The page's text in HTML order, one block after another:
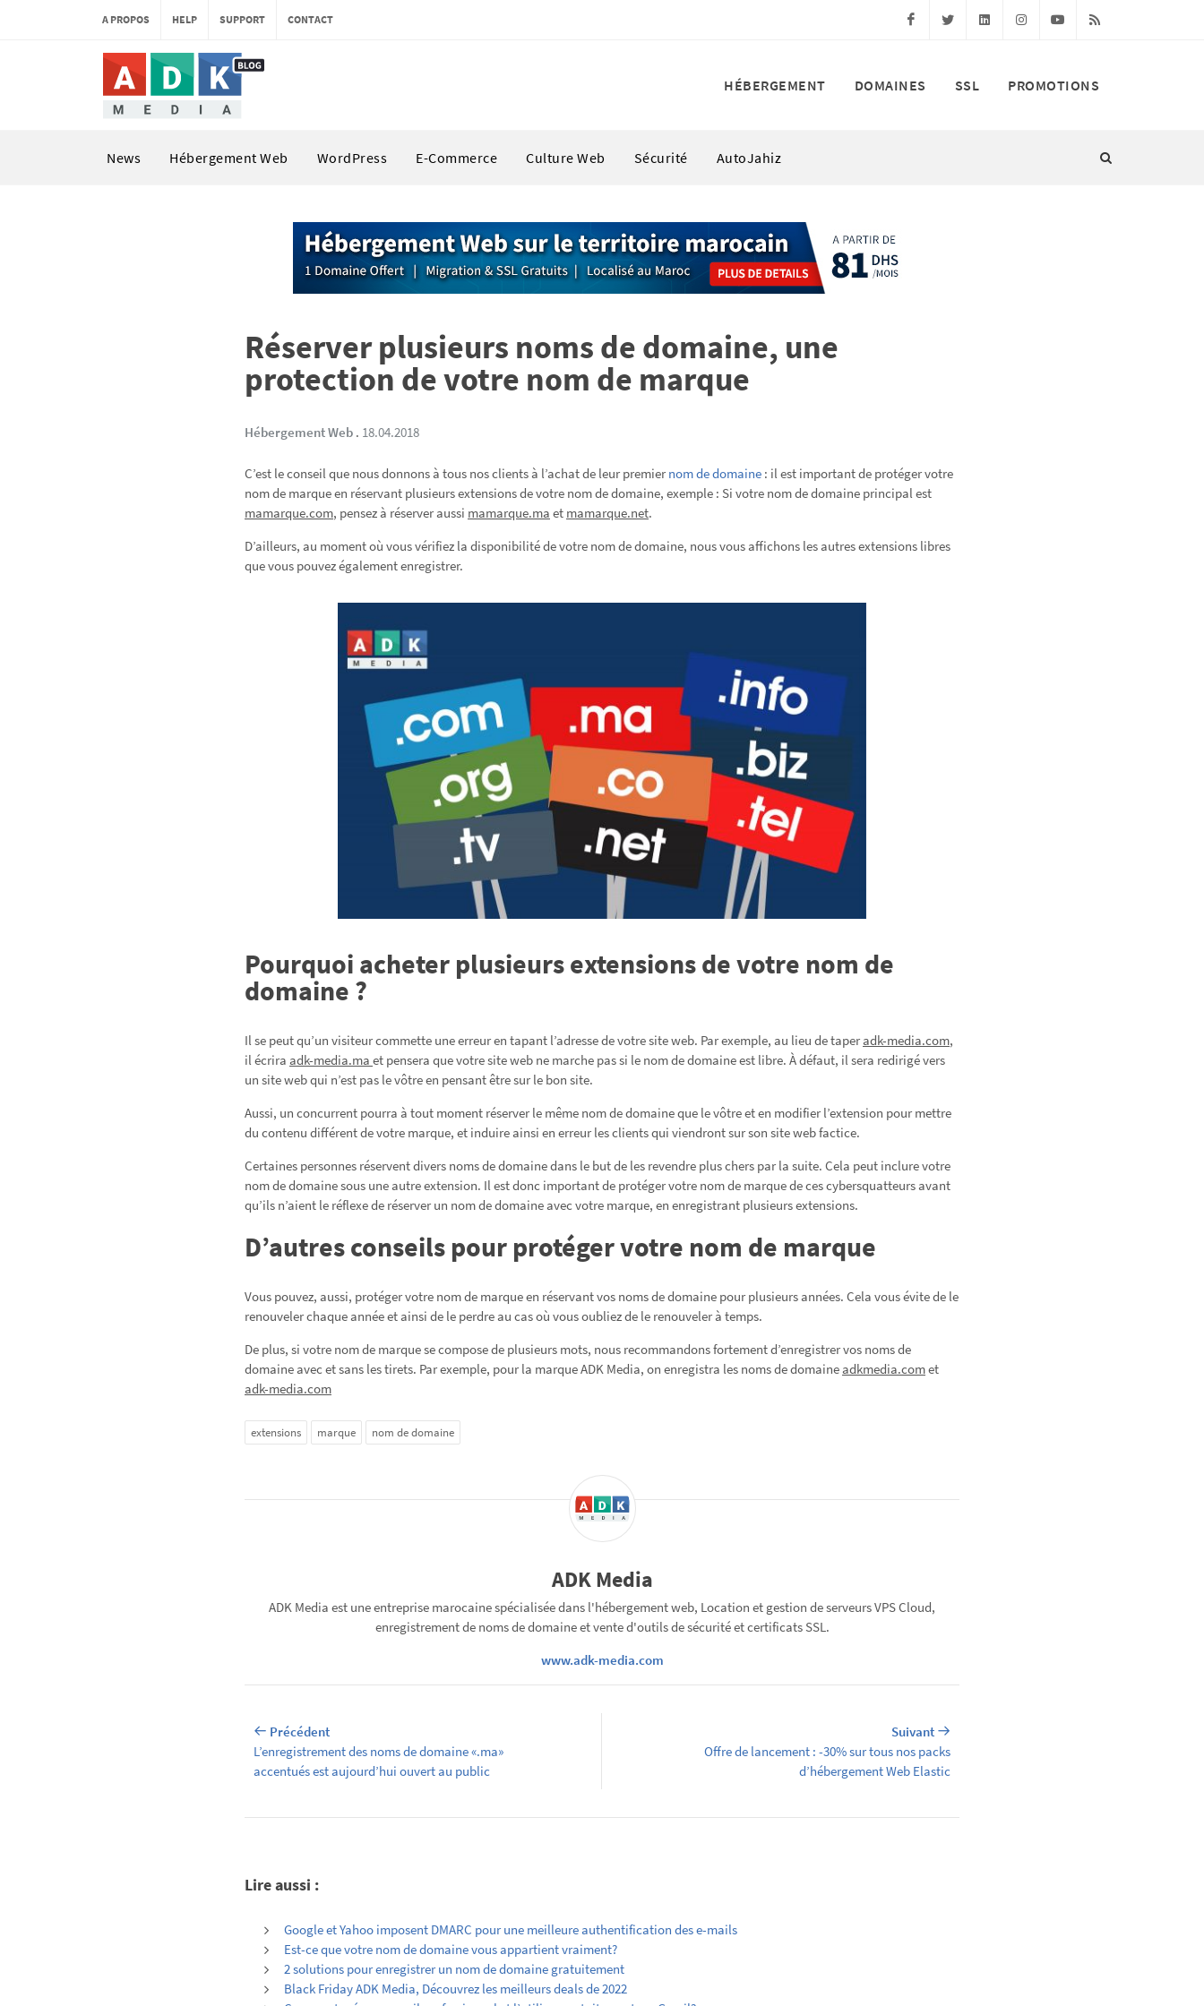
A PROPOS HELP SUPPORT CONTACT
HÉBERGEMENT DOMAINES SSL PROMOTIONS
News Hébergement Web WordPress E-Commerce Culture Web Sécurité AutoJahiz
Réserver plusieurs noms de domaine, une
protection de votre nom de marque
Hébergement Web . 18.04.2018
C’est le conseil que nous donnons à tous nos clients à l’achat de leur premier nom de domaine : il est important de protéger votre
nom de marque en réservant plusieurs extensions de votre nom de domaine, exemple : Si votre nom de domaine principal est
mamarque.com, pensez à réserver aussi mamarque.ma et mamarque.net.
D’ailleurs, au moment où vous vérifiez la disponibilité de votre nom de domaine, nous vous affichons les autres extensions libres
que vous pouvez également enregistrer.
Pourquoi acheter plusieurs extensions de votre nom de
domaine ?
Il se peut qu’un visiteur commette une erreur en tapant l’adresse de votre site web. Par exemple, au lieu de taperadk-media.com,
il écrira adk-media.ma et pensera que votre site web ne marche pas si le nom de domaine est libre. À défaut, il sera redirigé vers
un site web qui n’est pas le vôtre en pensant être sur le bon site.
Aussi, un concurrent pourra à tout moment réserver le même nom de domaine que le vôtre et en modifier l’extension pour mettre
du contenu différent de votre marque, et induire ainsi en erreur les clients qui viendront sur son site web factice.
Certaines personnes réservent divers noms de domaine dans le but de les revendre plus chers par la suite. Cela peut inclure votre
nom de domaine sous une autre extension. Il est donc important de protéger votre nom de marque de ces cybersquatteurs avant
qu’ils n’aient le réflexe de réserver un nom de domaine avec votre marque, en enregistrant plusieurs extensions.
D’autres conseils pour protéger votre nom de marque
Vous pouvez, aussi, protéger votre nom de marque en réservant vos noms de domaine pour plusieurs années. Cela vous évite de le
renouveler chaque année et ainsi de le perdre au cas où vous oubliez de le renouveler à temps.
De plus, si votre nom de marque se compose de plusieurs mots, nous recommandons fortement d’enregistrer vos noms de
domaine avec et sans les tirets. Par exemple, pour la marque ADK Media, on enregistra les noms de domaineadkmedia.comet
adk-media.com
extensions marque nom de domaine
ADK Media
ADK Media est une entreprise marocaine spécialisée dans l'hébergement web, Location et gestion de serveurs VPS Cloud,
enregistrement de noms de domaine et vente d'outils de sécurité et certificats SSL.
www.adk-media.com
Précédent
L’enregistrement des noms de domaine «.ma»
accentués est aujourd’hui ouvert au public
Suivant
Offre de lancement : -30% sur tous nos packs
d’hébergement Web Elastic
Lire aussi :
Google et Yahoo imposent DMARC pour une meilleure authentification des e-mails
Est-ce que votre nom de domaine vous appartient vraiment?
2 solutions pour enregistrer un nom de domaine gratuitement
Black Friday ADK Media, Découvrez les meilleurs deals de 2022